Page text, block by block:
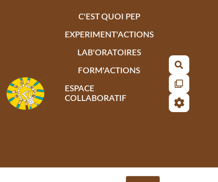
C'EST QUOI PEP
EXPERIMENT'ACTIONS
LAB'ORATOIRES
FORM'ACTIONS
ESPACE
COLLABORATIF